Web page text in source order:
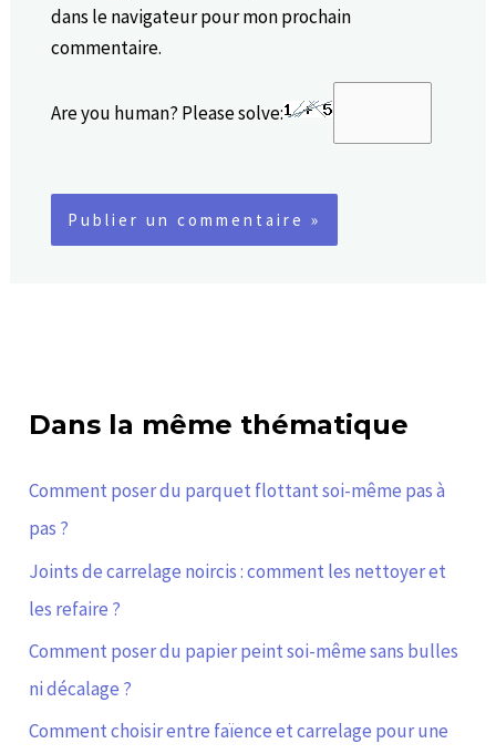
dans le navigateur pour mon prochain
commentaire.
Are you human? Please solve:
Dans la même thématique
Comment poser du parquet flottant soi-même pas à
pas ?
Joints de carrelage noircis : comment les nettoyer et
les refaire ?
Comment poser du papier peint soi-même sans bulles
ni décalage ?
Comment choisir entre faïence et carrelage pour une